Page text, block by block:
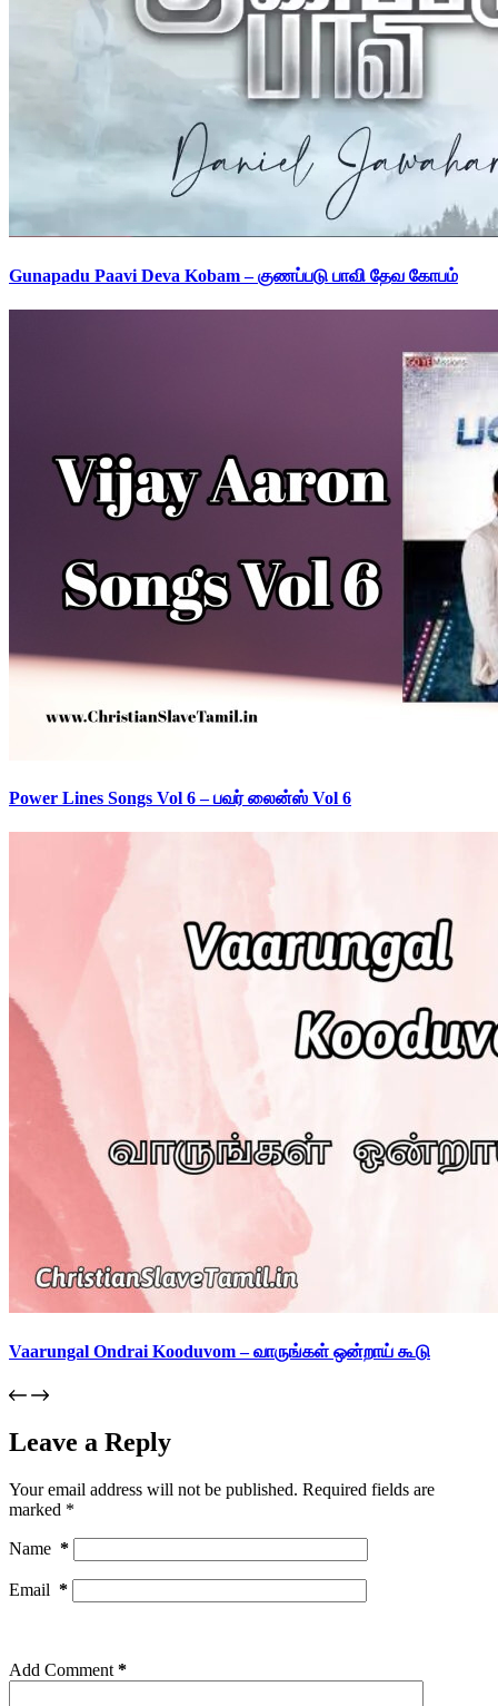
Gunapadu Paavi Deva Kobam – குணப்படு பாவி தேவ கோபம்
Power Lines Songs Vol 6 – பவர் லைன்ஸ் Vol 6
Vaarungal Ondrai Kooduvom – வாருங்கள் ஒன்றாய் கூடு
Leave a Reply
Your email address will not be published. Required fields are
marked *
Name *
Email *
Add Comment *